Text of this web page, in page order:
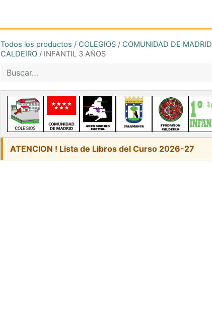
Todos los productos / COLEGIOS / COMUNIDAD DE MADRID
CALDEIRO / INFANTIL 3 AÑOS
ATENCION ! Lista de Libros del Curso 2026-27